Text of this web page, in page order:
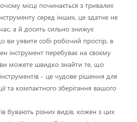
місці починається з тривалих
серед інших, це здатне не
а й досить сильно знижує
ви уявите собі робочий простір, в
інструмент перебуває на своєму
ви можете швидко знайти те, що
- це чудове рішення для
та компактного зберігання вашого
бувають різних видів, кожен з цих